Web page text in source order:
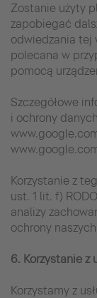
Zostanie użyty
zapobiegać
odwiedzania tej
polecana w
pomocą
Szczegółowe
i ochrony
Korzystanie z
ust. 1 lit. f)
analizy
ochrony
6. Korzystanie z
Korzystamy z